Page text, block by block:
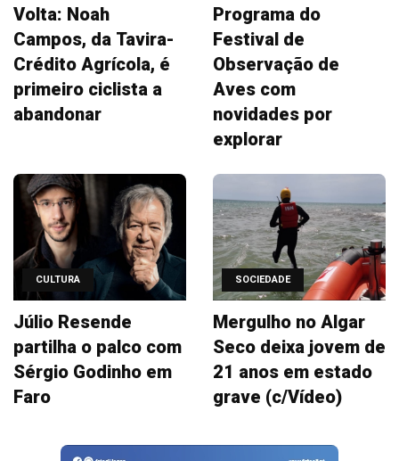
Volta: Noah
Campos, da Tavira-
Crédito Agrícola, é
primeiro ciclista a
abandonar
Programa do
Festival de
Observação de
Aves com
novidades por
explorar
CULTURA
Júlio Resende
partilha o palco com
Sérgio Godinho em
Faro
SOCIEDADE
Mergulho no Algar
Seco deixa jovem de
21 anos em estado
grave (c/Vídeo)